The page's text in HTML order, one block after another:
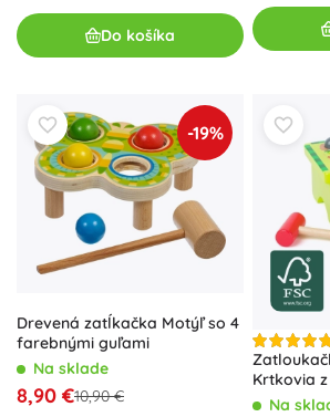
Do košíka
-19%
Drevená zatĺkačka Motýľ so 4
farebnými guľami
Na sklade
8,90 €10,90 €
Krtkovia z
Na